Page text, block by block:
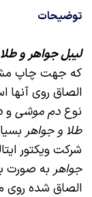
توضیحات
لیبل جواهر و طلا
که جهت چاپ
الصاق روی
نوعدم موشیو
طلا و جواهر
شرکت ویکتور
جواهر به صورت
الصاق شده روی